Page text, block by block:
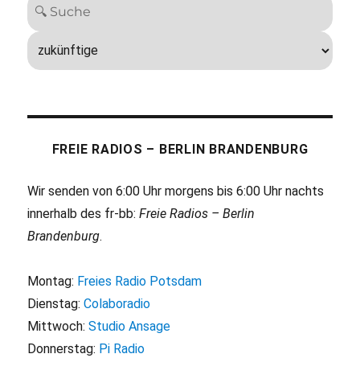
FREIE RADIOS – BERLIN BRANDENBURG
Wir senden von 6:00 Uhr morgens bis 6:00 Uhr nachts
innerhalb des fr-bb:Freie Radios – Berlin
Brandenburg.
Montag: Freies Radio Potsdam
Dienstag:Colaboradio
Mittwoch:Studio Ansage
Donnerstag: Pi Radio